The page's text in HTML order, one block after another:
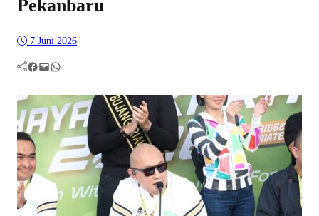
Pekanbaru
7 Juni 2026
Facebook Mail WhatsApp